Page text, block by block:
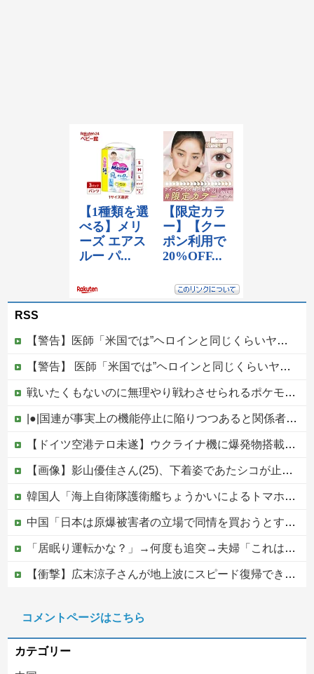
RSS
【警告】医師「米国では”ヘロインと同じくらいヤバい薬”が日本では平気で処方されてる」
【警告】 医師「米国では”ヘロインと同じくらいヤバい薬”が日本では平気で処方されてる」
戦いたくもないのに無理やり戦わさせられるポケモンが可哀想
|●|国連が事実上の機能停止に陥りつつあると関係者が告白、特に役に立たないくせに高給だけ毟り取った結果……
【ドイツ空港テロ未遂】ウクライナ機に爆発物搭載ドローン接近→空港職員が蹴り落とす 偶然起爆せず最悪の事態回避「高性能C4搭載していた」他
【画像】影山優佳さん(25)、下着姿であたシコが止まらない
韓国人「海上自衛隊護衛艦ちょうかいによるトマホーク巡航ミサイルの実射試験に韓国人が衝撃！」→「着々と進む最新鋭の防衛装備‥」
中国「日本は原爆被害者の立場で同情を買おうとするのを止めろ」
「居眠り運転かな？」→何度も追突→夫婦「これは事故じゃない」と気付く…
【衝撃】広末涼子さんが地上波にスピード復帰できる理由←コレ、誰にも分からない模様w w w w w w w w
京都の寺がまた燃える「中国人に脅迫されていた」
コメントページはこちら
カテゴリー